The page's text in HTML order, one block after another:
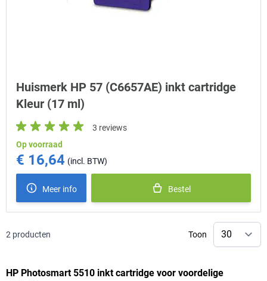
Huismerk HP 57 (C6657AE) inkt cartridge
Kleur (17 ml)
3 reviews
Op voorraad
€ 16,64
Meer info Bestel
2 producten Toon
HP Photosmart 5510 inkt cartridge voor voordelige